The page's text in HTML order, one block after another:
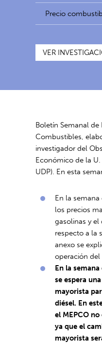
Precio
VER
Boletín Semanal de
Combustibles,
investigador del
Económico de la
UDP). En esta
En la
los precios
gasolinas y el
respecto a la
anexo se
operación del
En la
se espera
mayorista
diésel. En
el MEPCO
ya que el
mayorista